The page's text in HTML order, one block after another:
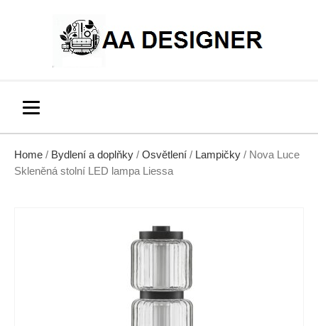
Home / Bydlení a doplňky / Osvětlení / Lampičky / Nova Luce
Skleněná stolní LED lampa Liessa